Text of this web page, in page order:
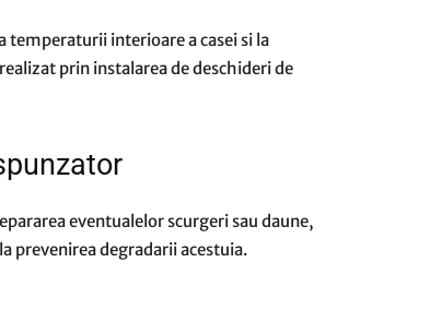
temperaturii interioare a casei si la
prin instalarea de deschideri de
eventualelor scurgeri sau daune,
prevenirea degradarii acestuia.